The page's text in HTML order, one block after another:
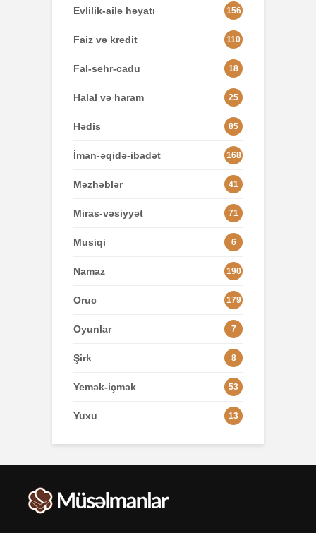
Evlilik-ailə həyatı 156
Faiz və kredit 110
Fal-sehr-cadu 18
Halal və haram 25
Hədis 85
İman-əqidə-ibadət 168
Məzhəblər 41
Miras-vəsiyyət 71
Musiqi 6
Namaz 190
Oruc 179
Oyunlar 7
Şirk 8
Yemək-içmək 53
Yuxu 13